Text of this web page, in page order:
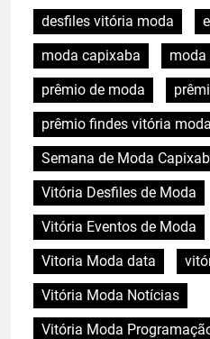
desfiles vitória moda
moda capixaba
moda
prêmio de moda
prêmio findes vitória moda
Semana de Moda
Vitória Desfiles de Moda
Vitória Eventos de Moda
Vitoria Moda data
Vitória Moda Notícias
Vitória Moda